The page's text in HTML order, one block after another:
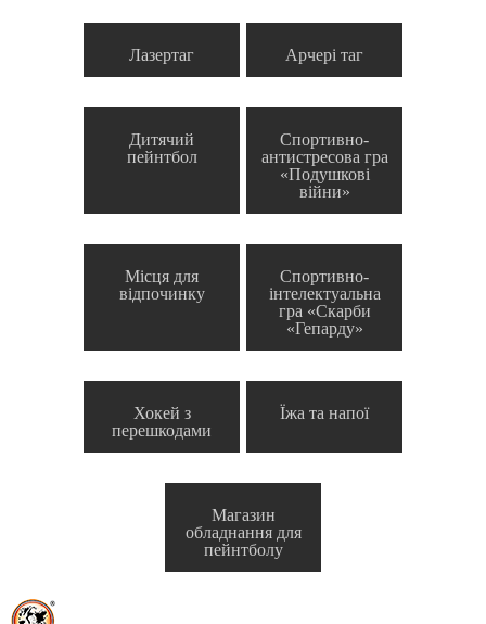
Лазертаг Арчері таг
Дитячий
пейнтбол
Спортивно-
антистресова гра
«Подушкові
війни»
Місця для
відпочинку
Спортивно-
інтелектуальна
гра «Скарби
«Гепарду»
Хокей з
перешкодами
Їжа та напої
Магазин
обладнання для
пейнтболу